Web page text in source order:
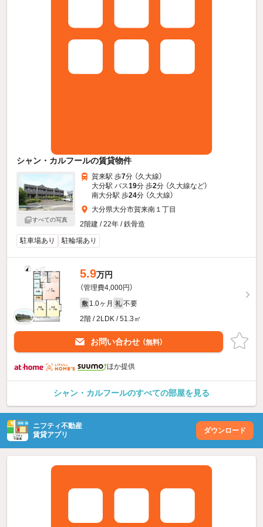
シャン・カルフールの賃貸物件
すべての写真
賀来駅 歩7分 （久大線）
大分駅 バス19分 歩2分 （久大線など）
南大分駅 歩24分 （久大線）
大分県大分市賀来南１丁目
2階建 / 22年 / 鉄骨造
駐車場あり
駐輪場あり
5.9万円
（管理費4,000円）
敷 1.0ヶ月 礼 不要
2階 / 2LDK / 51.3㎡
お問い合わせ （無料）
ほか提供
シャン・カルフールのすべての部屋を見る
ニフティ不動産
賃貸アプリ
ダウンロード